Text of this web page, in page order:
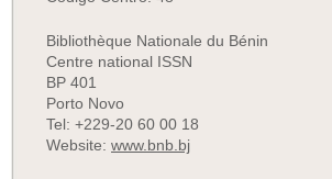
Bibliothèque Nationale du Bénin
Centre national ISSN
BP 401
Porto Novo
Tel: +229-20 60 00 18
Website: www.bnb.bj